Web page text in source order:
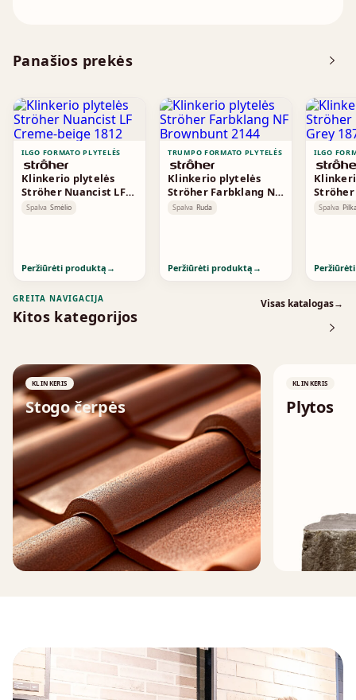
Panašios prekės
ILGO FORMATO PLYTELĖS
Klinkerio plytelės
Ströher Nuancist LF
Creme-beige 1812
Spalva Smėlio
Peržiūrėti produktą →
TRUMPO FORMATO PLYTELĖS
Klinkerio plytelės
Ströher Farbklang NF
Brownbunt 2144
Spalva Ruda
Peržiūrėti produktą →
ILGO
Ströher
Grey
Spalva
GREITA NAVIGACIJA
Kitos kategorijos
Visas katalogas→
KLINKERIS
Stogo čerpės
↗
KLINKERIS
Plytos